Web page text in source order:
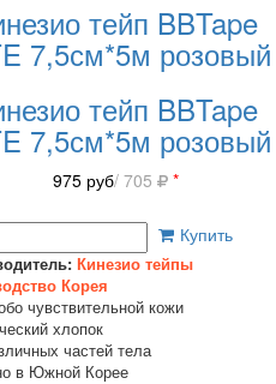
тейп BBTape
7,5см*5м розовый
тейп BBTape
7,5см*5м розовый
975 руб/ 705 *
Купить
Кинезио тейпы
Корея
чувствительной кожи
хлопок
частей тела
в Южной Корее